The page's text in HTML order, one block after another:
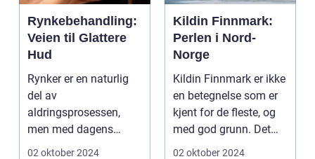
Rynkebehandling:
Veien til Glattere
Hud
Rynker er en naturlig
del av
aldringsprosessen,
men med dagens
medisinske fremskritt
02 oktober 2024
Kildin Finnmark:
Perlen i Nord-
Norge
Kildin Finnmark er ikke
en betegnelse som er
kjent for de fleste, og
med god grunn. Det
skyldes rett...
02 oktober 2024